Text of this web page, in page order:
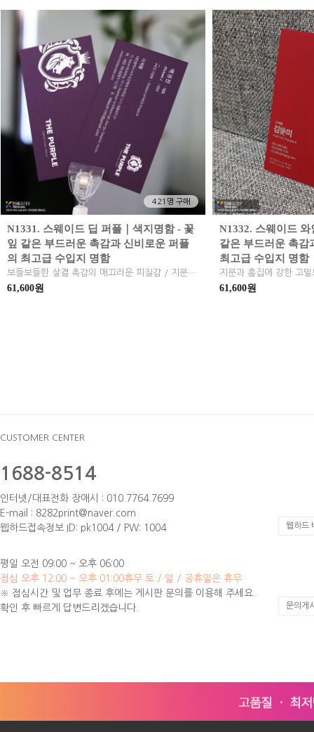
421명 구매
N1331. 스웨이드 딥 퍼플｜색지명함 - 꽃
잎 같은 부드러운 촉감과 신비로운 퍼플
의 최고급 수입지 명함
보들보들한 살결 촉감의 매끄러운 피질감 / 지문과 흠집에 강한 고밀도 내구성 / 브랜드 심볼의 독창적 이미지 구현과 하이엔드 가치 완성 / 영롱하고 깊이 있는 무광 딥 퍼플 색조
61,600원
N1332. 스웨이드
같은 부드러운 촉감
최고급 수입지 명함
61,600원
CUSTOMER CENTER
1688-8514
인터넷/대표전화 장애시 : 010.7764.7699
E-mail : 8282print@naver.com
웹하드접속정보 ID: pk1004 / PW: 1004
웹하드
평일 오전 09:00 ~ 오후 06:00
점심 오후 12:00 ~ 오후 01:00휴무 토 / 일 / 공휴일은 휴무
※ 점심시간 및 업무 종료 후에는 게시판 문의를 이용해 주세요.
확인 후 빠르게 답변드리겠습니다.
문의게